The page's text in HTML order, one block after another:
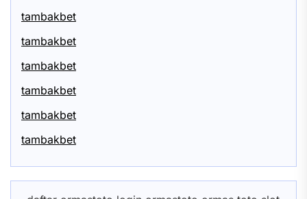
tambakbet
tambakbet
tambakbet
tambakbet
tambakbet
tambakbet